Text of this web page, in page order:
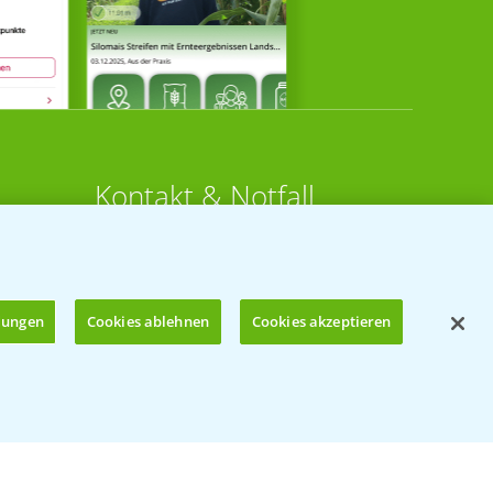
Kontakt & Notfall
KONTAKT
T.+49 (0)214/30-20220
Cookies ablehnen Cookies akzeptieren